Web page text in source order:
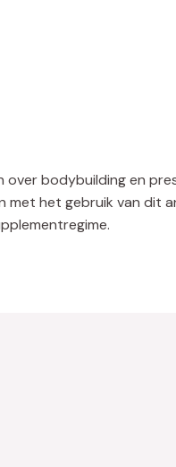
over bodybuilding en
met het gebruik van dit